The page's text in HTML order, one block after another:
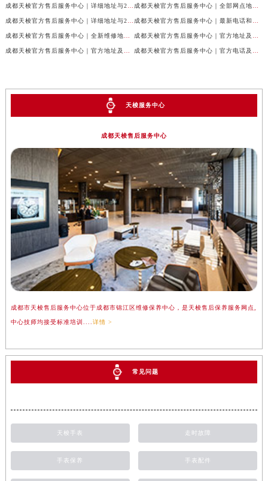
天梭服务中心
成都天梭售后服务中心
成都市天梭售后服务中心位于成都市锦江区维修保养中心，是天梭售后保养服务网点,
中心技师均接受标准培训.... 详情 >
常见问题
天梭手表 走时故障
手表保养 手表配件